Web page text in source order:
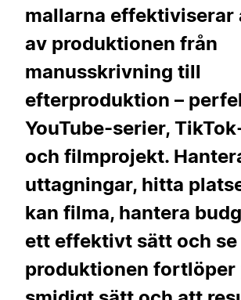
mallarna effektiviserar
av produktionen från
manusskrivning till
efterproduktion –
YouTube-serier,
och filmprojekt.
uttagningar, hitta
kan filma, hantera
ett effektivt sätt och
produktionen fortlöper